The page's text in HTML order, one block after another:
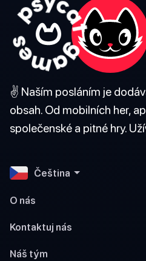
✌️ Naším posláním je
obsah. Od mobilních her,
společenské a pitné hry.
Čeština
O nás
Kontaktuj nás
Náš tým